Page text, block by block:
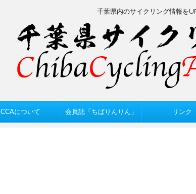
千葉県内のサイクリング情報を
CCAについて 会員誌「ちばりんりん」 リンク